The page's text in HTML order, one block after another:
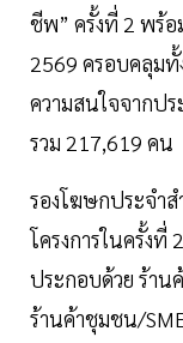
ชีพ” ครั้งที่ 2 พร้
2569 ครอบคลุมทั้
ความสนใจจากปร
รวม 217,619 คน
รองโฆษกประจำ
โครงการในครั้งที่
ประกอบด้วย ร้าน
ร้านค้าชุมชน/